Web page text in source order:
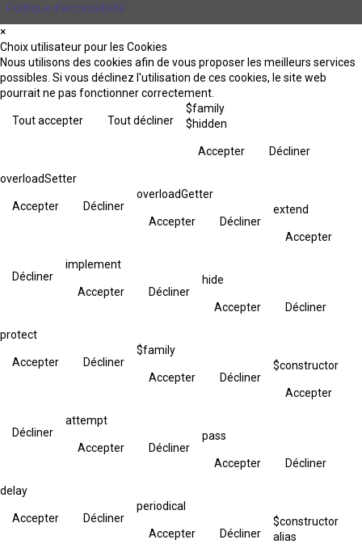
Politique d’accessibilité
×
Choix utilisateur pour les Cookies
Nous utilisons des cookies afin de vous proposer les meilleurs services
possibles. Si vous déclinez l'utilisation de ces cookies, le site web
pourrait ne pas fonctionner correctement.
Tout accepter Tout décliner
$family
$hidden
Accepter Décliner
overloadSetter
Accepter Décliner
overloadGetter
Accepter Décliner
extend
Accepter
Décliner
implement
Accepter Décliner
hide
Accepter Décliner
protect
Accepter Décliner
$family
Accepter Décliner
$constructor
Accepter
Décliner
attempt
Accepter Décliner
pass
Accepter Décliner
delay
Accepter Décliner
periodical
Accepter Décliner
$constructor
alias